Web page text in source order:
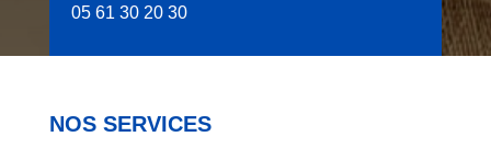
05 61 30 20 30
NOS SERVICES